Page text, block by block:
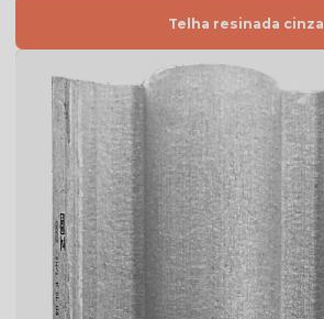
Telha americana branca
Telha americana caramelo
Telha americana esmaltada
Telha americana esmaltada branca
Telha americana esmaltada cinza
Telha americana esmaltada dupla face
Telha americana esmaltada dupla face preço
Telha americana esmaltada grafite
Telha resinada cinza